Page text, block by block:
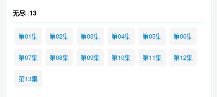
无尽[ ]13
第01集 第02集 第03集 第04集 第05集 第06集
第07集 第08集 第09集 第10集 第11集 第12集
第13集